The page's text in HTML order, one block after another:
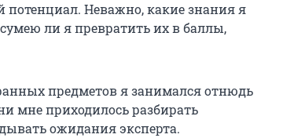
потенциал. Неважно, какие знания я
ли я превратить их в баллы,
предметов я занимался отнюдь
мне приходилось разбирать
ожидания эксперта.